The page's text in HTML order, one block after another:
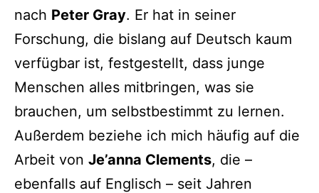
nach Peter Gray. Er hat in seiner
Forschung, die bislang auf Deutsch kaum
verfügbar ist, festgestellt, dass junge
Menschen alles mitbringen, was sie
brauchen, um selbstbestimmt zu lernen.
Außerdem beziehe ich mich häufig auf die
Arbeit von Je’anna Clements, die –
ebenfalls auf Englisch – seit Jahren